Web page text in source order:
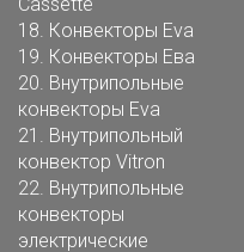
18. Конвекторы Eva
19. Конвекторы Ева
20. Внутрипольные
конвекторы Eva
21. Внутрипольный
конвектор Vitron
22. Внутрипольные
конвекторы
электрические